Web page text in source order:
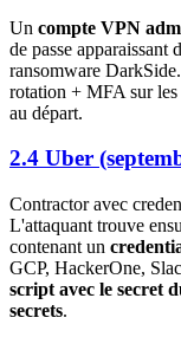
Un compte VPN
de passe
ransomware
rotation + MFA sur
au départ.
2.4 Uber
Contractor avec
L'attaquant trouve
contenant un
GCP, HackerOne,
script avec le secret
secrets.